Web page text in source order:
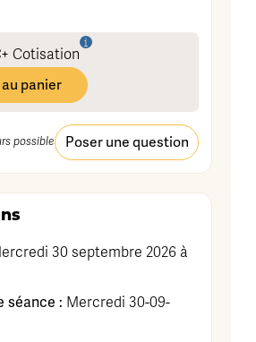
+ Cotisation
panier
possible Poser une question
30 septembre 2026 à
séance : Mercredi 30-09-